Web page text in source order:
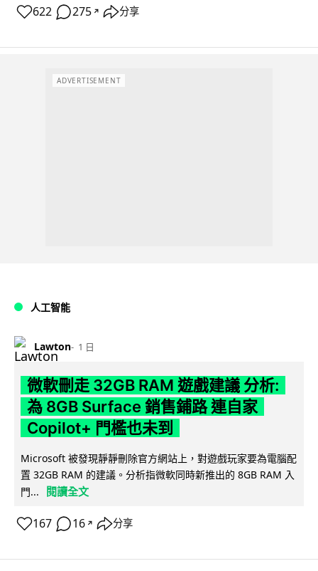
622 275 ↗ 分享
ADVERTISEMENT
人工智能
Lawton 1 日
微軟刪走 32GB RAM 遊戲建議 分析:
為 8GB Surface 銷售鋪路 連自家
Copilot+ 門檻也未到
Microsoft 被發現靜靜刪除官方網站上，對遊戲玩家要為電腦配
置 32GB RAM 的建議。分析指微軟同時新推出的 8GB RAM 入
門...
閱讀全文
167 16 ↗ 分享